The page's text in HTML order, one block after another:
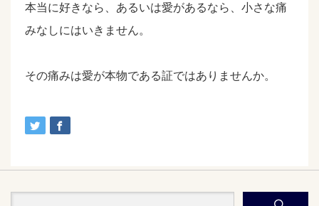
本当に好きなら、あるいは愛があるなら、小さな痛
みなしにはいきません。
その痛みは愛が本物である証ではありませんか。